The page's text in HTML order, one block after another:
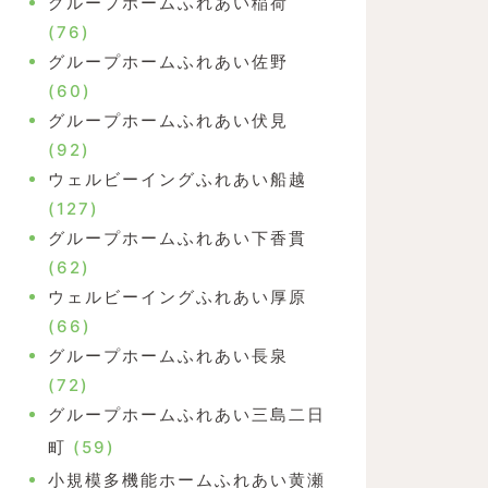
(76)
グループホームふれあい佐野
(60)
グループホームふれあい伏見
(92)
ウェルビーイングふれあい船越
(127)
グループホームふれあい下香貫
(62)
ウェルビーイングふれあい厚原
(66)
グループホームふれあい長泉
(72)
グループホームふれあい三島二日
町 (59)
小規模多機能ホームふれあい黄瀬